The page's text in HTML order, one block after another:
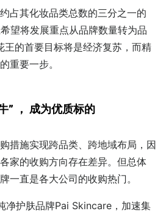
占其化妆品类总数的三分之一的
望将发展重点从品牌数量转为品
的首要目标将是经济复苏，而精
重要一步。
” ， 成为优质标的
措施实现跨品类、跨地域布局，因
家的收购方向存在差异。但总体
一直是各大公司的收购热门。
净护肤品牌Pai Skincare，加速集